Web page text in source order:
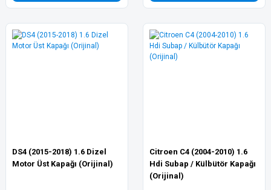
DS4 (2015-2018) 1.6 Dizel
Motor Üst Kapağı (Orijinal)
Citroen C4 (2004-2010) 1.6
Hdi Subap / Külbütör Kapağı
(Orijinal)